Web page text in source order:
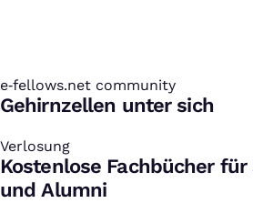
e‑fellows.net community
:
Gehirnzellen unter sich
Verlosung
:
Kostenlose Fachbücher
und Alumni